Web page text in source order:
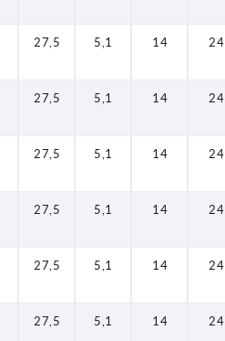
27,5 5,1 14 24
27,5 5,1 14 24
27,5 5,1 14 24
27,5 5,1 14 24
27,5 5,1 14 24
27,5 5,1 14 24